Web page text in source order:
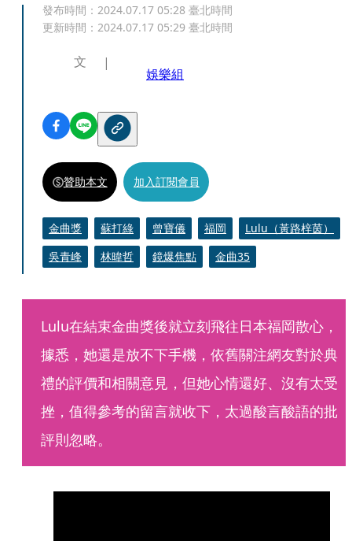
發布時間： 2024.07.17 05:28 臺北時間
更新時間： 2024.07.17 05:29 臺北時間
文
娛樂組
贊助本文 加入訂閱會員
金曲獎 蘇打綠 曾寶儀 福岡
Lulu（黃路梓茵）
吳青峰
林暐哲 鏡爆焦點 金曲35
Lulu在結束金曲獎後就立刻飛往日本福岡散心，
據悉，她還是放不下手機，依舊關注網友對於典
禮的評價和相關意見，但她心情還好、沒有太受
挫，值得參考的留言就收下，太過酸言酸語的批
評則忽略。